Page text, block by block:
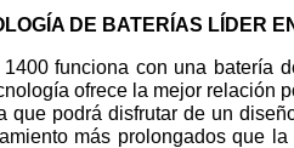
DE BATERÍAS LÍDER
1400 funciona con una batería
ofrece la mejor relación
que podrá disfrutar de un
más prolongados que